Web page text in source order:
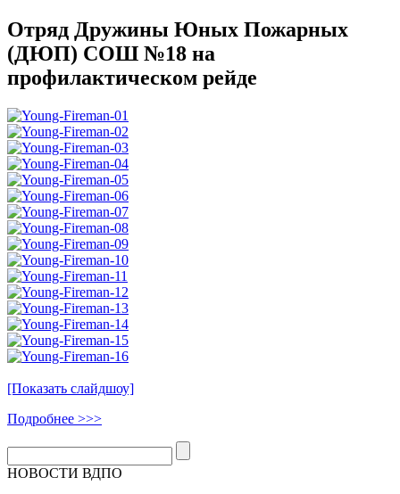
Отряд Дружины Юных Пожарных
(ДЮП) СОШ №18 на
профилактическом рейде
[Показать слайдшоу]
Подробнее >>>
НОВОСТИ ВДПО